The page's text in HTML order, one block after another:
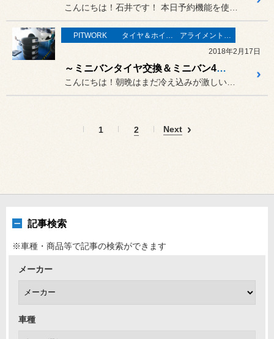
こんにちは！石井です！ 本日予約機能を使いまして事前にス...
PITWORK タイヤ＆ホイール
アライメント調整
2018年2月17日
～ミニバンタイヤ交換＆ミニバン4輪アライメント調整～
こんにちは！朝晩はまだ冷え込みが激しいですが、日中はそこまで冷え込...
1 2 Next
記事検索
※車種・商品等で記事の検索ができます
メーカー
車種